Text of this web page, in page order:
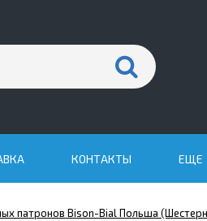
КОНТАКТЫ ЕЩЕ
патронов Bison-Bial Польша